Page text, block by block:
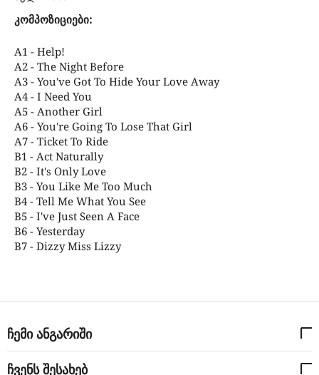
კომპოზიციები:
A1 - Help!
A2 - The Night Before
A3 - You've Got To Hide Your Love Away
A4 - I Need You
A5 - Another Girl
A6 - You're Going To Lose That Girl
A7 - Ticket To Ride
B1 - Act Naturally
B2 - It's Only Love
B3 - You Like Me Too Much
B4 - Tell Me What You See
B5 - I've Just Seen A Face
B6 - Yesterday
B7 - Dizzy Miss Lizzy
ჩემი ანგარიში
ჩვენს შესახებ